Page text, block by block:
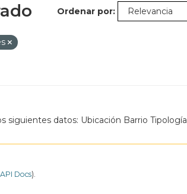
Ordenar por
siguientes datos: Ubicación Barrio Tipología
API Docs).